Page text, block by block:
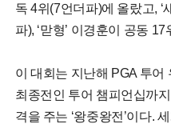
독 4위(7언더파)에 올랐고, ‘
파), ‘맏형’ 이경훈이 공동
이 대회는 지난해 PGA 투어
최종전인 투어 챔피언십까
격을 주는 ‘왕중왕전’이다.